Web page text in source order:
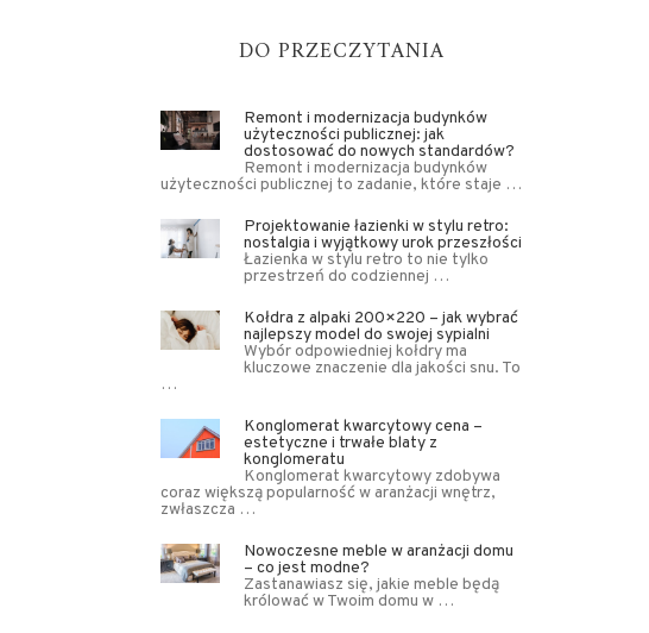
DO PRZECZYTANIA
Remont i modernizacja budynków
użyteczności publicznej: jak
dostosować do nowych standardów?
Remont i modernizacja budynków
użyteczności publicznej to zadanie, które staje …
Projektowanie łazienki w stylu retro:
nostalgia i wyjątkowy urok przeszłości
Łazienka w stylu retro to nie tylko
przestrzeń do codziennej …
Kołdra z alpaki 200×220 – jak wybrać
najlepszy model do swojej sypialni
Wybór odpowiedniej kołdry ma
kluczowe znaczenie dla jakości snu. To
…
Konglomerat kwarcytowy cena –
estetyczne i trwałe blaty z
konglomeratu
Konglomerat kwarcytowy zdobywa
coraz większą popularność w aranżacji wnętrz,
zwłaszcza …
Nowoczesne meble w aranżacji domu
– co jest modne?
Zastanawiasz się, jakie meble będą
królować w Twoim domu w …